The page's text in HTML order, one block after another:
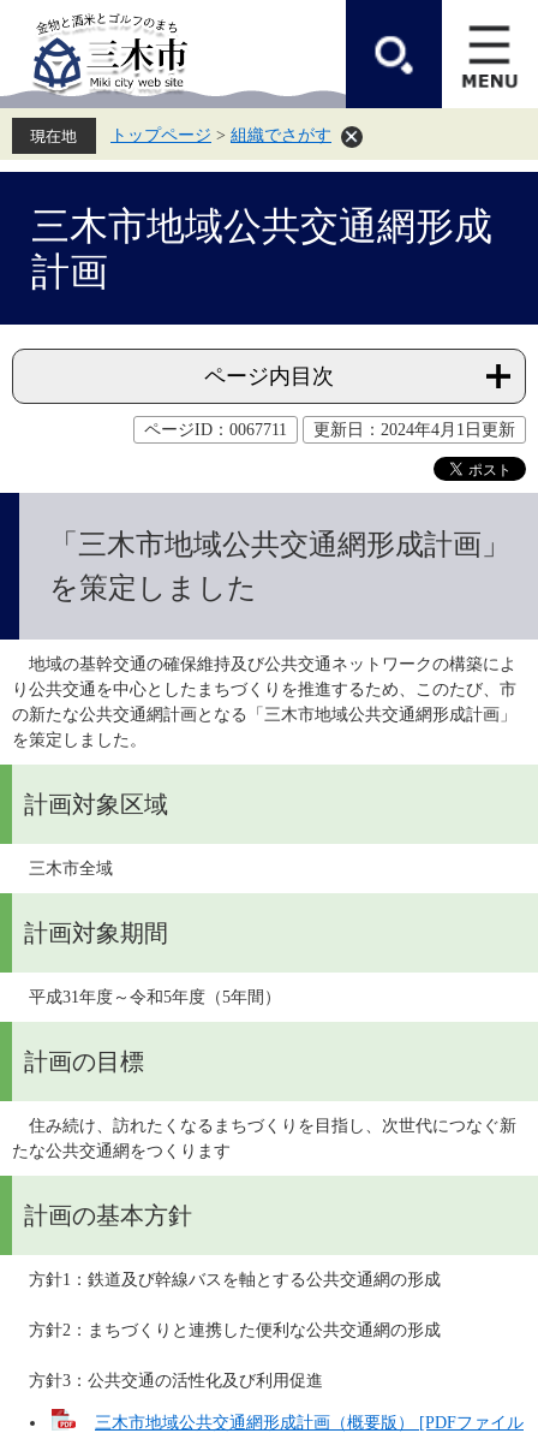
先
頭
す。
を
飛
し
トップページ > 組織でさがす
三木市地域公共交通網形成
計画
ページ内目次
ページID：0067711 更新日：2024年4月1日更新
「三木市地域公共交通網形成計画」
を策定しました
地域の基幹交通の確保維持及び公共交通ネットワークの構築によ
り公共交通を中心としたまちづくりを推進するため、このたび、市
の新たな公共交通網計画となる「三木市地域公共交通網形成計画」
を策定しました。
計画対象区域
三木市全域
計画対象期間
平成31年度～令和5年度（5年間）
計画の目標
住み続け、訪れたくなるまちづくりを目指し、次世代につなぐ新
たな公共交通網をつくります
計画の基本方針
方針1：鉄道及び幹線バスを軸とする公共交通網の形成
方針2：まちづくりと連携した便利な公共交通網の形成
方針3：公共交通の活性化及び利用促進
三木市地域公共交通網形成計画（概要版） [PDFファイル